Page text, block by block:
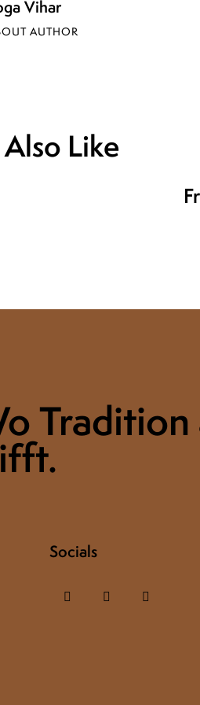
Vihar
AUTHOR
Like
Socials